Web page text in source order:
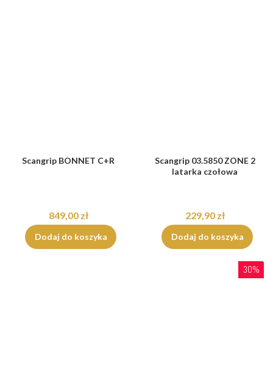
Scangrip BONNET C+R
849,00 zł
Dodaj do koszyka
Scangrip 03.5850 ZONE 2
latarka czołowa
229,90 zł
Dodaj do koszyka
30%